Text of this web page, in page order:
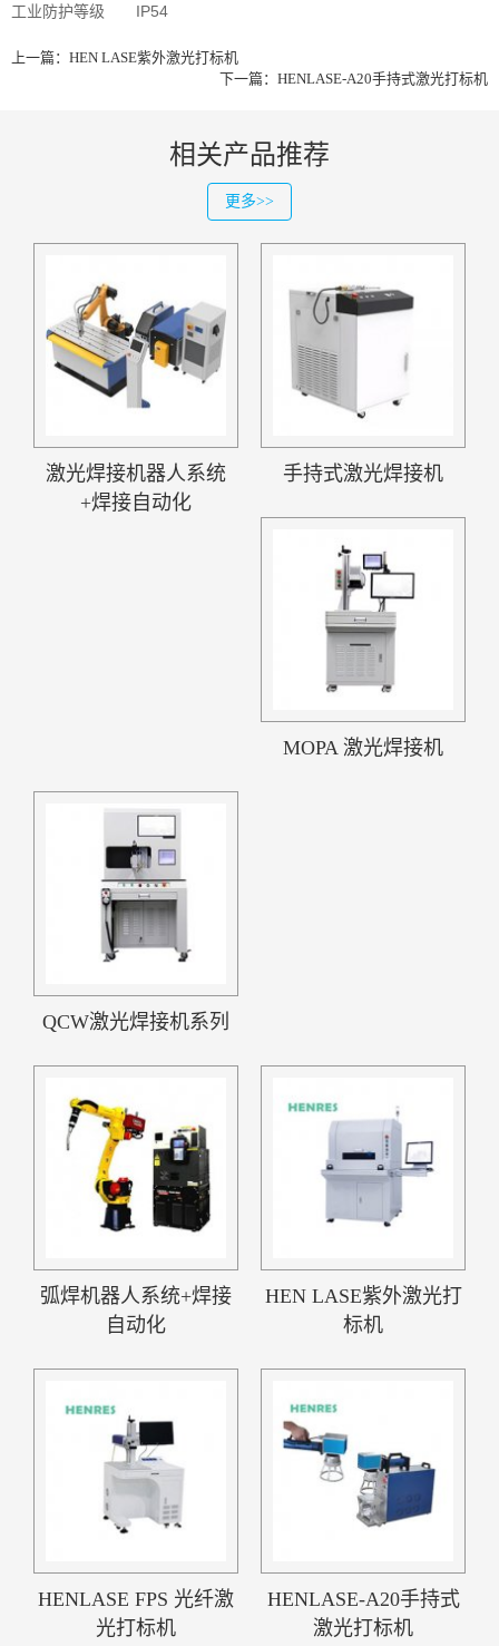
工业防护等级 IP54
上一篇： HEN LASE紫外激光打标机
下一篇： HENLASE-A20手持式激光打标机
相关产品推荐
更多>>
激光焊接机器人系统
+焊接自动化
手持式激光焊接机
MOPA 激光焊接机
QCW激光焊接机系列
弧焊机器人系统+焊接
自动化
HEN LASE紫外激光打
标机
HENLASE FPS 光纤激
光打标机
HENLASE-A20手持式
激光打标机